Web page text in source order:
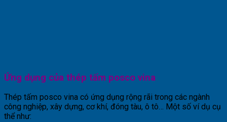
Ứng dụng của thép tấm posco vina
Thép tấm posco vina có ứng dụng rộng rãi trong các ngành
công nghiệp, xây dựng, cơ khí, đóng tàu, ô tô… Một số ví dụ cụ
thể như: